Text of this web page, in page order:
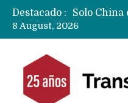
Destacado :
8 August, 2026